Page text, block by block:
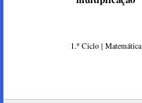
1.º Ciclo | Matemática